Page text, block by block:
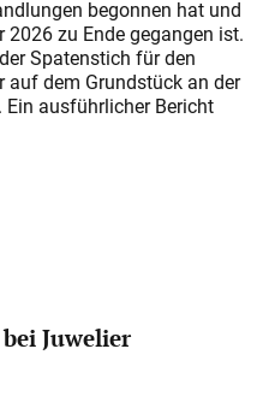
begonnen hat und
zu Ende gegangen ist.
Spatenstich für den
auf dem Grundstück an der
ausführlicher Bericht
Juwelier